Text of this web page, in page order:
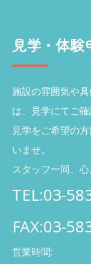
見学・体験
施設の雰囲気や
は、
見学にてご確
見学をご希望の
いませ。
スタッフ一同、心
TEL:03-
FAX:03-
営業時間: